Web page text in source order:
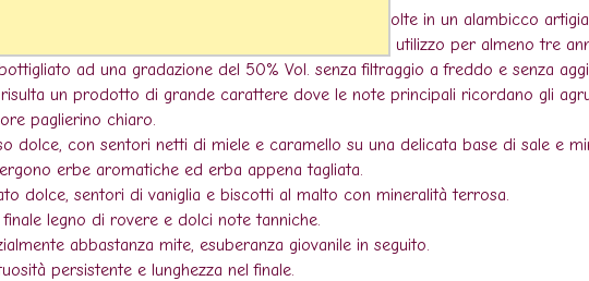
ciò che ne deriva viene distillato due volte in un alambicco
viene invecchiato in botti ex-Bourbon di primo utilizzo per almeno tre
ad una gradazione del 50% Vol. senza filtraggio a freddo e senza
un prodotto di grande carattere dove le note principali ricordano gli
paglierino chiaro.
dolce, con sentori netti di miele e caramello su una delicata base di sale e
erbe aromatiche ed erba appena tagliata.
dolce, sentori di vaniglia e biscotti al malto con mineralità terrosa.
finale legno di rovere e dolci note tanniche.
abbastanza mite, esuberanza giovanile in seguito.
persistente e lunghezza nel finale.